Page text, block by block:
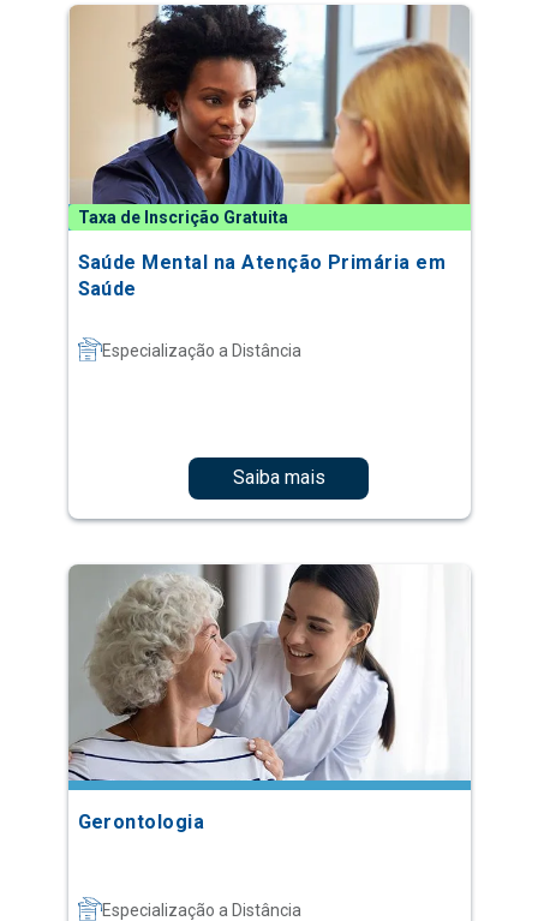
Taxa de Inscrição Gratuita
Saúde Mental na Atenção Primária em
Saúde
Especialização a Distância
Saiba mais
Gerontologia
Especialização a Distância